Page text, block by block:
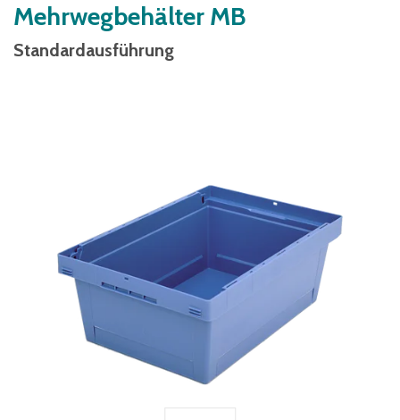
Mehrwegbehälter MB
Standardausführung